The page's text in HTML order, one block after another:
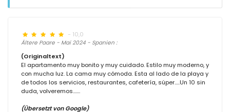
- 10,0
Ältere Paare - Mai 2024 - Spanien :
(Originaltext)
El apartamento muy bonito y muy cuidado. Estilo muy moderno, y
con mucha luz. La cama muy cómoda. Esta al lado de la playa y
de todos los servicios, restaurantes, cafetería, súper.....Un 10 sin
duda, volveremos.......
(Übersetzt von Google)